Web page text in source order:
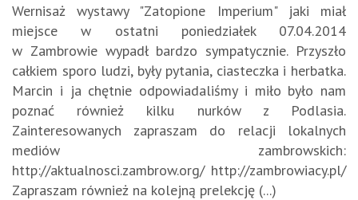
Wernisaż wystawy "Zatopione Imperium" jaki miał
miejsce w ostatni poniedziałek 07.04.2014
w Zambrowie wypadł bardzo sympatycznie. Przyszło
całkiem sporo ludzi, były pytania, ciasteczka i herbatka.
Marcin i ja chętnie odpowiadaliśmy i miło było nam
poznać również kilku nurków z Podlasia.
Zainteresowanych zapraszam do relacji lokalnych
mediów zambrowskich:
http://aktualnosci.zambrow.org/ http://zambrowiacy.pl/
Zapraszam również na kolejną prelekcję (...)